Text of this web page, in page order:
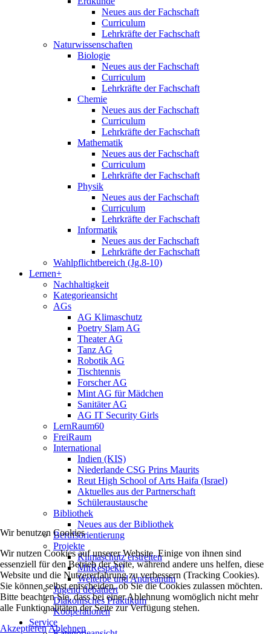
Neues aus der Fachschaft
Curriculum
Lehrkräfte der Fachschaft
Naturwissenschaften
Biologie
Neues aus der Fachschaft
Curriculum
Lehrkräfte der Fachschaft
Chemie
Neues aus der Fachschaft
Curriculum
Lehrkräfte der Fachschaft
Mathematik
Neues aus der Fachschaft
Curriculum
Lehrkräfte der Fachschaft
Physik
Neues aus der Fachschaft
Curriculum
Lehrkräfte der Fachschaft
Informatik
Neues aus der Fachschaft
Lehrkräfte der Fachschaft
Wahlpflichtbereich (Jg.8-10)
Lernen+
Nachhaltigkeit
Kategorieansicht
AGs
AG Klimaschutz
Poetry Slam AG
Theater AG
Tanz AG
Robotik AG
Tischtennis
Forscher AG
Mint AG für Mädchen
Sanitäter AG
AG IT Security Girls
LernRaum60
FreiRaum
International
Indien (KIS)
Niederlande CSG Prins Maurits
Reut High School of Arts Haifa (Israel)
Aktuelles aus der Partnerschaft
Schüleraustausche
Bibliothek
Neues aus der Bibliothek
Berufsorientierung
Projekte
Klimaschutz erstreiten
MitRespekt!
Welterbe und Andreanum
Jugend debattiert
Diakonisches Praktikum
Kooperationen
Service
Wir benutzen Cookies
Wir nutzen Cookies auf unserer Website. Einige von ihnen sind
essenziell für den Betrieb der Seite, während andere uns helfen, diese
Website und die Nutzererfahrung zu verbessern (Tracking Cookies).
Sie können selbst entscheiden, ob Sie die Cookies zulassen möchten.
Bitte beachten Sie, dass bei einer Ablehnung womöglich nicht mehr
alle Funktionalitäten der Seite zur Verfügung stehen.
AkzeptierenAblehnen